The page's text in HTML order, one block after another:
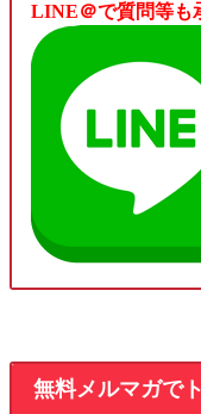
LINE＠で質問等も
無料メルマガで